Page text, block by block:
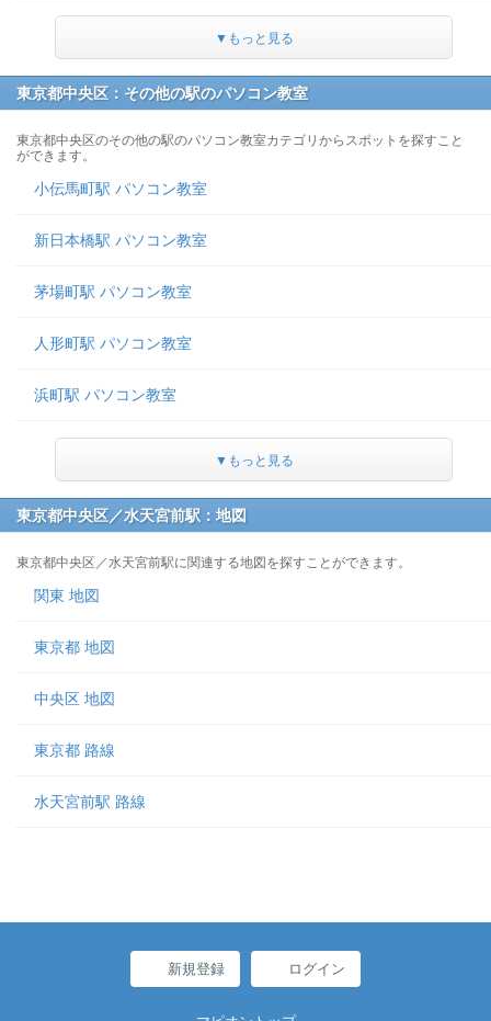
▼もっと見る
東京都中央区：その他の駅のパソコン教室
東京都中央区のその他の駅のパソコン教室カテゴリからスポットを探すこと
ができます。
小伝馬町駅 パソコン教室
新日本橋駅 パソコン教室
茅場町駅 パソコン教室
人形町駅 パソコン教室
浜町駅 パソコン教室
▼もっと見る
東京都中央区／水天宮前駅：地図
東京都中央区／水天宮前駅に関連する地図を探すことができます。
関東 地図
東京都 地図
中央区 地図
東京都 路線
水天宮前駅 路線
新規登録 ログイン